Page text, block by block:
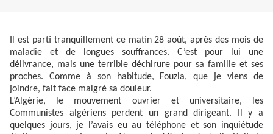
Il est parti tranquillement ce matin 28 août, après des mois de
maladie et de longues souffrances. C’est pour lui une
délivrance, mais une terrible déchirure pour sa famille et ses
proches. Comme à son habitude, Fouzia, que je viens de
joindre, fait face malgré sa douleur.
L’Algérie, le mouvement ouvrier et universitaire, les
Communistes algériens perdent un grand dirigeant. Il y a
quelques jours, je l’avais eu au téléphone et son inquiétude